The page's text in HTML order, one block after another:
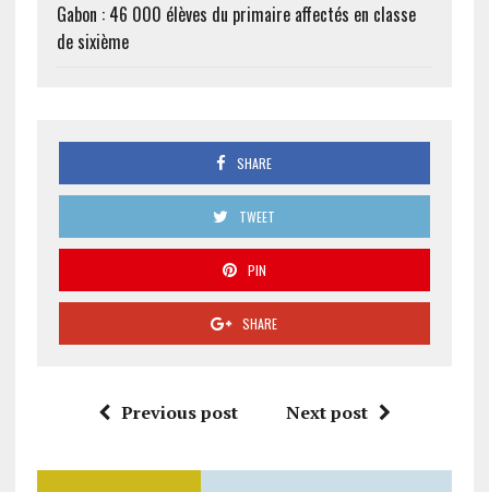
Gabon : 46 000 élèves du primaire affectés en classe
de sixième
SHARE
TWEET
PIN
SHARE
Previous post Next post